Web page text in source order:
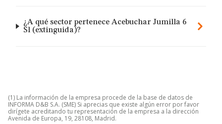
¿A qué sector pertenece Acebuchar Jumilla 6
Sl (extinguida)?
(1) La información de la empresa procede de la base de datos de
INFORMA D&B S.A. (SME) Si aprecias que existe algún error por favor
dirígete acreditando tu representación de la empresa a la dirección
Avenida de Europa, 19, 28108, Madrid.